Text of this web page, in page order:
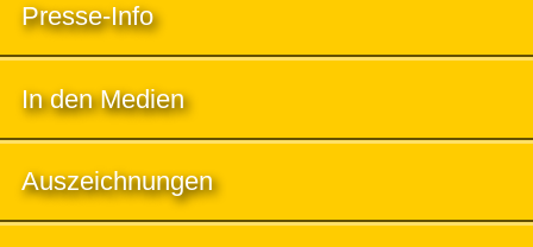
Presse-Info
In den Medien
Auszeichnungen